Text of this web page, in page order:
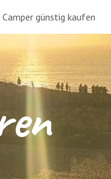
Skip to navigation
Camper günstig kaufen